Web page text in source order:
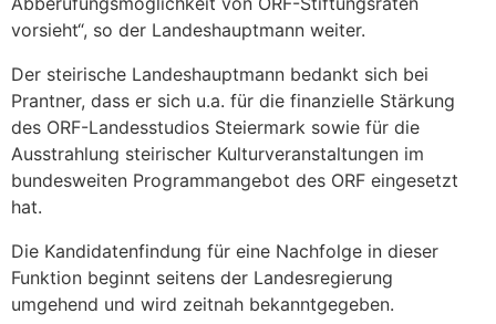
vorsieht“, so der Landeshauptmann weiter.
Der steirische Landeshauptmann bedankt sich bei
Prantner, dass er sich u.a. für die finanzielle Stärkung
des ORF-Landesstudios Steiermark sowie für die
Ausstrahlung steirischer Kulturveranstaltungen im
bundesweiten Programmangebot des ORF eingesetzt
hat.
Die Kandidatenfindung für eine Nachfolge in dieser
Funktion beginnt seitens der Landesregierung
umgehend und wird zeitnah bekanntgegeben.